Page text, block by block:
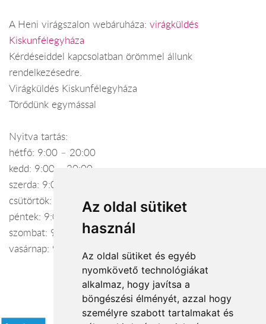
Az oldal sütiket
használ
Az oldal sütiket és egyéb
nyomkövető technológiákat
alkalmaz, hogy javítsa a
böngészési élményét, azzal hogy
személyre szabott tartalmakat és
A Heni virágszalon webáruháza: virágküldés
Kiskunfélegyháza
Kérdéseiddel kapcsolatban örömmel állunk
rendelkezésedre.
Virágküldés Kiskunfélegyháza
Törődünk egymással
Nyitva tartás:
hétfő: 9:00 – 20:00
kedd: 9:00 – 20:00
szerda: 9:00 – 20:00
csütörtök: 9:00 – 21:00
péntek: 9:00 – 21:00
szombat: 9:00 – 21:00
vasárnap: 9:00 – 17:30
Elfogadott fizetési módok